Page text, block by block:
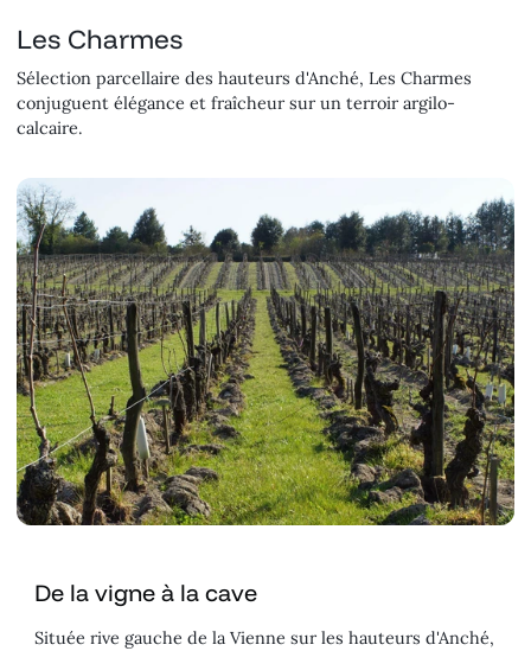
Les Charmes
Sélection parcellaire des hauteurs d'Anché, Les Charmes
conjuguent élégance et fraîcheur sur un terroir argilo-
calcaire.
De la vigne à la cave
Située rive gauche de la Vienne sur les hauteurs d'Anché,